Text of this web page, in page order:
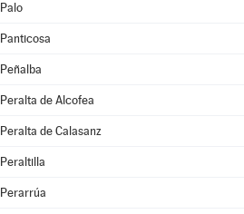
Palo
Panticosa
Peñalba
Peralta de Alcofea
Peralta de Calasanz
Peraltilla
Perarrúa